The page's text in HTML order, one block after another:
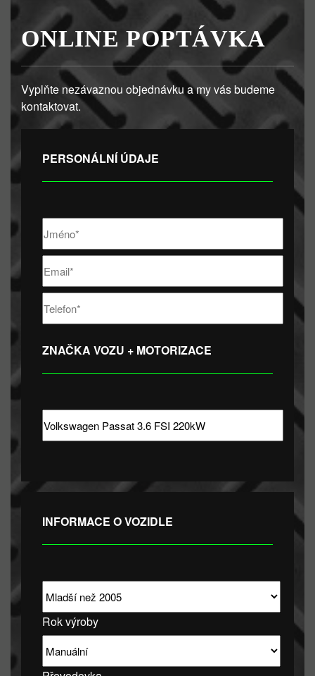
ONLINE POPTÁVKA
Vyplňte nezávaznou objednávku a my vás budeme
kontaktovat.
PERSONÁLNÍ ÚDAJE
ZNAČKA VOZU + MOTORIZACE
INFORMACE O VOZIDLE
Rok výroby